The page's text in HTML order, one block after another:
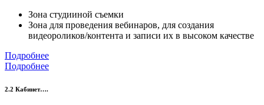
Зона студииной съемки
Зона для проведения вебинаров, для создания
видеороликов/контента и записи их в высоком качестве
Подробнее
Подробнее
2.2 Кабинет….